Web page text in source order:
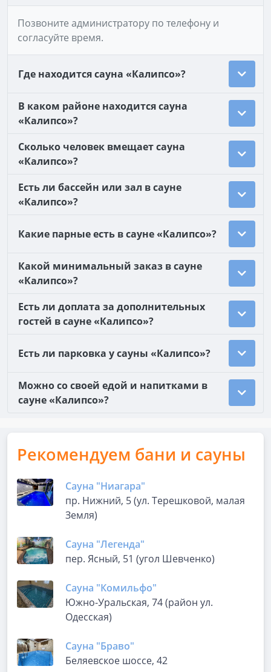
Позвоните администратору по телефону и
согласуйте время.
Где находится сауна «Калипсо»?
В каком районе находится сауна
«Калипсо»?
Сколько человек вмещает сауна
«Калипсо»?
Есть ли бассейн или зал в сауне
«Калипсо»?
Какие парные есть в сауне «Калипсо»?
Какой минимальный заказ в сауне
«Калипсо»?
Есть ли доплата за дополнительных
гостей в сауне «Калипсо»?
Есть ли парковка у сауны «Калипсо»?
Можно со своей едой и напитками в
сауне «Калипсо»?
Рекомендуем бани и сауны
Сауна "Ниагара"
пр. Нижний, 5 (ул. Терешковой, малая
Земля)
Сауна "Легенда"
пер. Ясный, 51 (угол Шевченко)
Сауна "Комильфо"
Южно-Уральская, 74 (район ул.
Одесская)
Сауна "Браво"
Беляевское шоссе, 42